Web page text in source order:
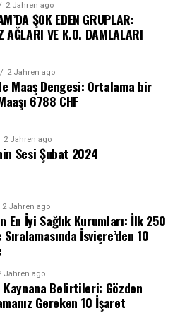
2 Jahren ago
ŞOK EDEN GRUPLAR:
AĞLARI VE K.O. DAMLALARI
2 Jahren ago
Maaş Dengesi: Ortalama bir
6788 CHF
2 Jahren ago
Sesi Şubat 2024
2 Jahren ago
En İyi Sağlık Kurumları: İlk 250
İsviçre’den 10
Jahren ago
Kaynana Belirtileri: Gözden
Gereken 10 İşaret